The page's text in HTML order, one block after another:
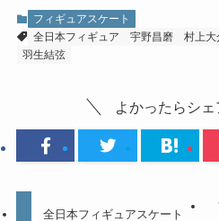
フィギュアスケート
全日本フィギュア
宇野昌磨 村上大
羽生結弦
よかったらシェ
全日本フィギュアスケート